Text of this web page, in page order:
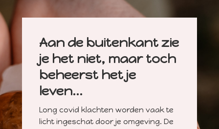
Aan de buitenkant zie
je het niet, maar toch
beheerst het je
leven...
Long covid klachten worden vaak te
licht ingeschat door je omgeving. De